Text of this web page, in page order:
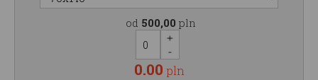
od 500,00 pln
0.00 pln